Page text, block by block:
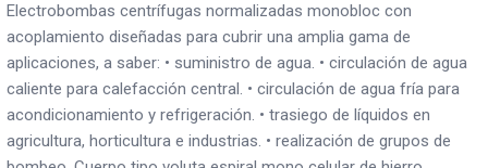
Electrobombas centrífugas normalizadas monobloc con
acoplamiento diseñadas para cubrir una amplia gama de
aplicaciones, a saber: • suministro de agua. • circulación de agua
caliente para calefacción central. • circulación de agua fría para
acondicionamiento y refrigeración. • trasiego de líquidos en
agricultura, horticultura e industrias. • realización de grupos de